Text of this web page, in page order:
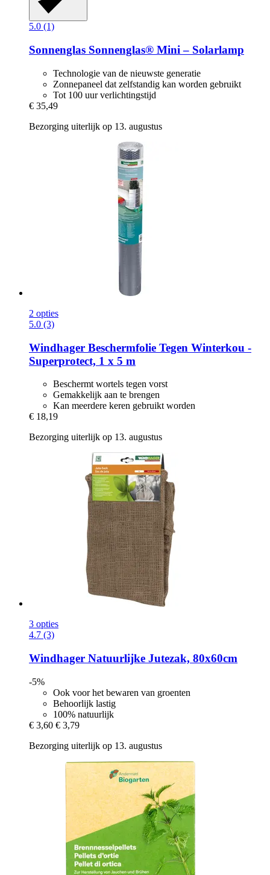
5.0 (1)
Sonnenglas Sonnenglas® Mini – Solarlamp
Technologie van de nieuwste generatie
Zonnepaneel dat zelfstandig kan worden gebruikt
Tot 100 uur verlichtingstijd
€ 35,49
Bezorging uiterlijk op 13. augustus
2 opties
5.0 (3)
Windhager Beschermfolie Tegen Winterkou -​
Superprotect, 1 x 5 m
Beschermt wortels tegen vorst
Gemakkelijk aan te brengen
Kan meerdere keren gebruikt worden
€ 18,19
Bezorging uiterlijk op 13. augustus
3 opties
4.7 (3)
Windhager Natuurlijke Jutezak, 80x60cm
-5%
Ook voor het bewaren van groenten
Behoorlijk lastig
100% natuurlijk
€ 3,60 € 3,79
Bezorging uiterlijk op 13. augustus